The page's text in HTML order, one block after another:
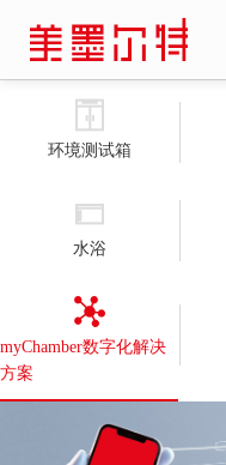
环境测试箱
水浴
myChamber数字化解决
方案